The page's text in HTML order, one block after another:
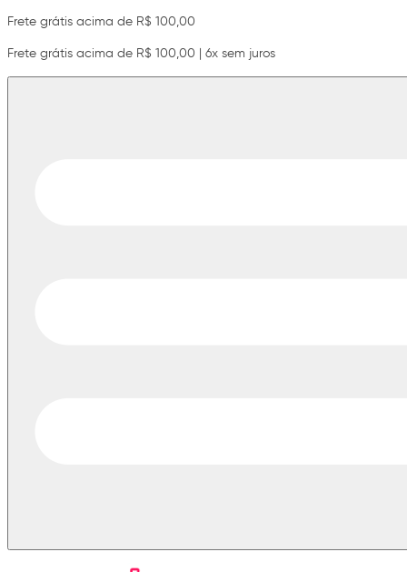
Frete grátis acima de R$ 100,00
Frete grátis acima de R$ 100,00 | 6x sem juros